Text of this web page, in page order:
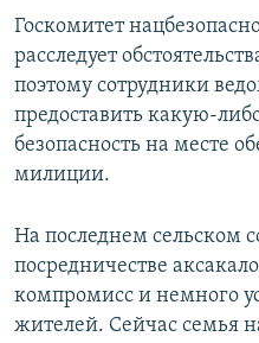
Госкомитет
расследует
поэтому сотрудники
предоставить какую-
безопасность на месте
милиции.
На последнем сельском
посредничестве
компромисс и немного
жителей. Сейчас семья